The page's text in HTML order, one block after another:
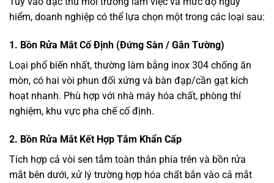
hiểm, doanh nghiệp có thể lựa chọn một trong các loại sau:
1. Bồn Rửa Mắt Cố Định (Đứng Sàn / Gắn Tường)
Loại phổ biến nhất, thường làm bằng inox 304 chống ăn
mòn, có hai vòi phun đối xứng và bàn đạp/cần gạt kích
hoạt nhanh. Phù hợp với nhà máy hóa chất, phòng thí
nghiệm, khu vực pha chế cố định.
2. Bồn Rửa Mắt Kết Hợp Tắm Khẩn Cấp
Tích hợp cả vòi sen tắm toàn thân phía trên và bồn rửa
mắt bên dưới, xử lý trường hợp hóa chất bắn vào cả mắt